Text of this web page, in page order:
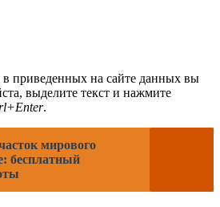
в приведенных на сайте данных вы
выделите текст и нажмите
.
мирового
бесплатный